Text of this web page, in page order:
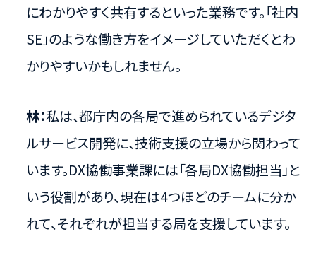
にわかりやすく共有するといった業務です。「社内
SE」のような働き方をイメージしていただくとわ
かりやすいかもしれません。
林：私は、都庁内の各局で進められているデジタ
ルサービス開発に、技術支援の立場から関わって
います。DX協働事業課には「各局DX協働担当」と
いう役割があり、現在は4つほどのチームに分か
れて、それぞれが担当する局を支援しています。